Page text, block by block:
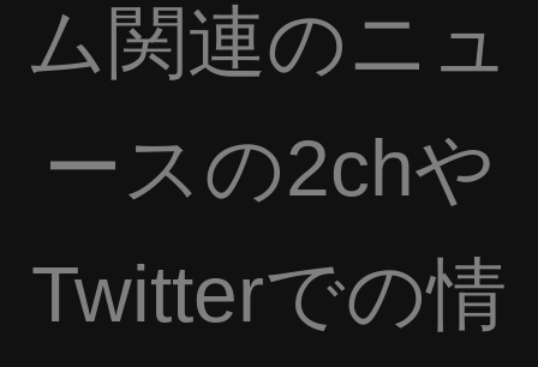
ム関連のニュ
ースの2chや
Twitterでの情